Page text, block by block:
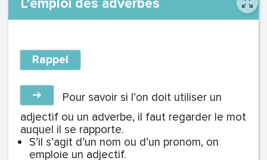
L’emploi des adverbes
Rappel
➔
Pour savoir si l’on doit utiliser un
adjectif ou un adverbe, il faut regarder le mot
auquel il se rapporte.
S’il s’agit d’un nom ou d’un pronom, on
emploie un adjectif.